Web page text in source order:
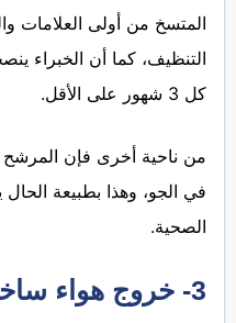
المتسخ من أولى العلامات
التنظيف، كما أن الخبراء
كل 3 شهور على الأقل.
من ناحية أخرى فإن المرشح
في الجو، وهذا بطبيعة
الصحية.
3- خروج هواء ساخن من المكيف